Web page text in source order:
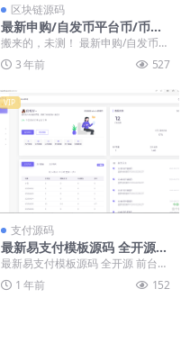
区块链源码
最新申购/自发币平台币/币币/
法币/杠杆/合约多语言交易所/
搬来的，未测！ 最新申购/自发币平
台币/币币/法币/杠杆/合约多语言交
易所/附带...
3 年前 527
VIP
支付源码
最新易支付模板源码 全开源
前台+用户中心+后台三合一
最新易支付模板源码 全开源 前台
+用户中心+后台三合一
1 年前 152